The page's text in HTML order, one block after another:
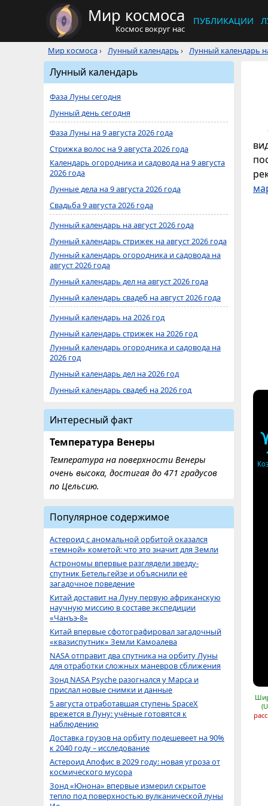
Мир космоса
Космос вокруг нас
ПУБЛИКАЦИИ
Мир космоса› Лунный календарь › Лунный календарь
Лунный календарь
Фаза Луны сегодня
Лунный день сегодня
Фаза Луны на 9 августа 2026 года
Стрижка волос на 9 августа 2026 года
Календарь огородника и садовода на 9 августа
2026 года
Лунные дела на 9 августа 2026 года
Свадьба 9 августа 2026 года
Лунный календарь на август 2026 года
Лунный календарь стрижек на август 2026 года
Лунный календарь огородника и садовода на
август 2026 года
Лунный календарь дел на август 2026 года
Лунный календарь свадеб на август 2026 года
Лунный календарь на 2026 год
Лунный календарь стрижек на 2026 год
Лунный календарь огородника и садовода на
2026 год
Лунный календарь дел на 2026 год
Лунный календарь свадеб на 2026 год
Интересный факт
Температура Венеры
Температура на поверхности Венеры
очень высока, достигая до 471 градусов
по Цельсию.
Популярное содержимое
Астероид с аномальной орбитой оказался
«темной» кометой: что это значит для Земли
Астрономы впервые разглядели звезду-
спутник Бетельгейзе и объяснили её
загадочное поведение
Китай доставит на Луну первую африканскую
научную миссию в составе экспедиции
«Чанъэ-8»
Китай впервые сфотографировал загадочный
«квазиспутник» Земли Камоалева
NASA отправит два спутника на орбиту Луны
для отработки сложных маневров сближения
Зонд NASA Psyche разогнался у Марса и
прислал новые снимки и данные
5 августа отработавшая ступень SpaceX
врежется в Луну: учёные готовятся к
наблюдению
Доставка грузов на орбиту подешевеет на 90%
к 2040 году – исследование
Астероид Апофис в 2029 году: новая угроза от
космического мусора
Зонд «Юнона» впервые измерил скрытое
тепло под поверхностью вулканической луны